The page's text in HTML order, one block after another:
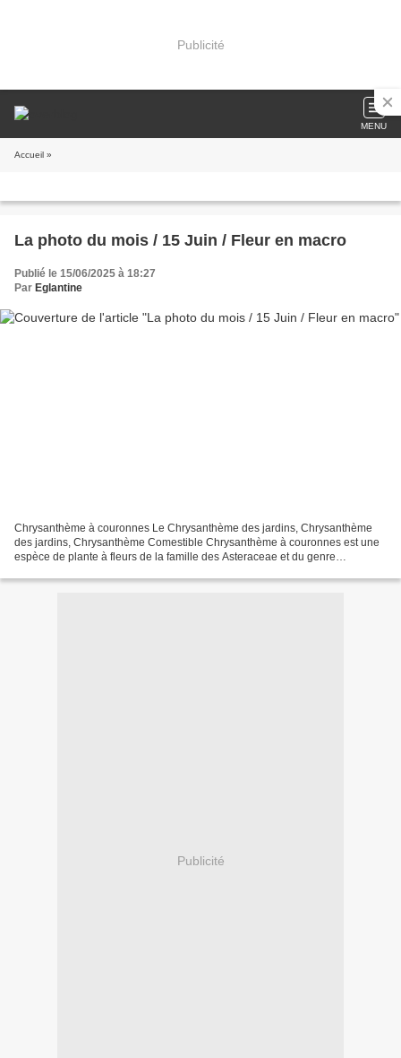
Publicité
MENU
Accueil »
La photo du mois / 15 Juin / Fleur en macro
Publié le 15/06/2025 à 18:27
Par Eglantine
Chrysanthème à couronnes Le Chrysanthème des jardins, Chrysanthème
des jardins, Chrysanthème Comestible Chrysanthème à couronnes est une
espèce de plante à fleurs de la famille des Asteraceae et du genre
Publicité